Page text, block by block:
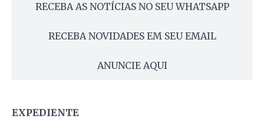
RECEBA AS NOTÍCIAS NO SEU WHATSAPP
RECEBA NOVIDADES EM SEU EMAIL
ANUNCIE AQUI
EXPEDIENTE